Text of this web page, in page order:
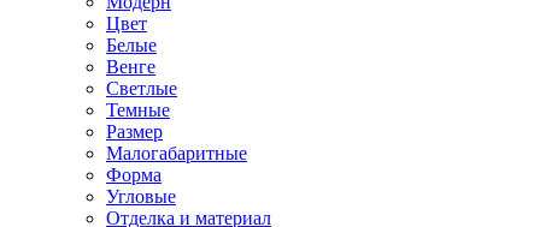
Цвет
Белые
Венге
Светлые
Темные
Размер
Малогабаритные
Форма
Угловые
Отделка и материал